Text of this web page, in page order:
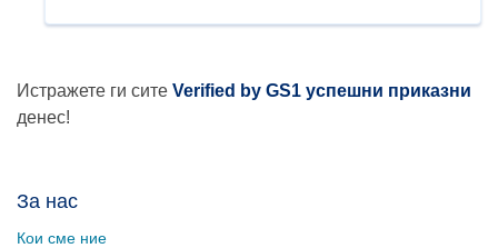
Истражете ги сите Verified by GS1 успешни приказни
денес!
За нас
Кои сме ние